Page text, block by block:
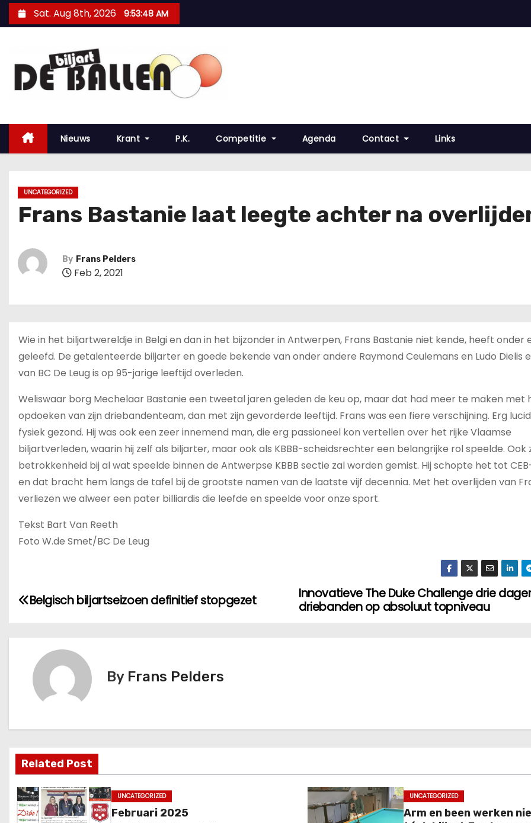
Sat. Aug 8th, 2026 9:53:48 AM
Nieuws Krant P.K. Competitie Agenda Contact Links
UNCATEGORIZED
Frans Bastanie laat leegte achter na
By Frans Pelders
Feb 2, 2021
Wie in het biljartwereldje in Belgi en dan in het bijzonder in Antwerpen, Frans Bastanie niet kende, heeft onder
geleefd. De getalenteerde biljarter en goede bekende van onder andere Raymond Ceulemans en Ludo Dielis
van BC De Leug is op 95-jarige leeftijd overleden.
Weliswaar borg Mechelaar Bastanie een tweetal jaren geleden de keu op, maar dat had meer te maken met
opdoeken van zijn driebandenteam, dan met zijn gevorderde leeftijd. Frans was een fiere verschijning. Erg
fysiek gezond. Hij was ook een zeer innemend man, die erg passioneel kon vertellen over het rijke Vlaamse
biljartverleden, waarin hij zelf als biljarter, maar ook als KBBB-scheidsrechter een belangrijke rol speelde. Ook
betrokkenheid bij al wat speelde binnen de Antwerpse KBBB sectie zal worden gemist. Hij schopte het tot
en dat bracht hem langs de tafel bij de grootste namen van de laatste vijf decennia. Met het overlijden van
verliezen we alweer een pater billiardis die leefde en speelde voor onze sport.
Tekst Bart Van Reeth
Foto W.de Smet/BC De Leug
Innovatieve The Duke Challenge drie
driebanden op absoluut topniveau
Belgisch biljartseizoen definitief stopgezet
By Frans Pelders
Related Post
UNCATEGORIZED
Februari 2025
UNCATEGORIZED
Arm en been werken